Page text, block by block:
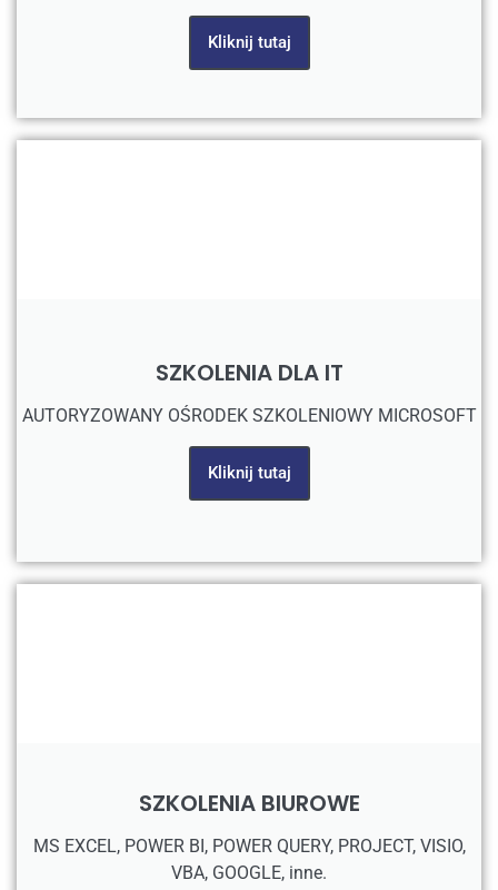
Kliknij tutaj
SZKOLENIA DLA IT
AUTORYZOWANY OŚRODEK SZKOLENIOWY MICROSOFT
Kliknij tutaj
SZKOLENIA BIUROWE
MS EXCEL, POWER BI, POWER QUERY, PROJECT, VISIO,
VBA, GOOGLE, inne.